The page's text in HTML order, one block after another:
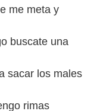
me meta y
buscate una
sacar los males
rimas